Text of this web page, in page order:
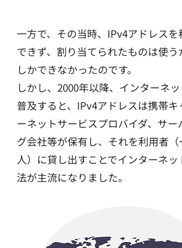
一方で、その当時、IPv4アドレス
できず、割り当てられたものは使
しかできなかったのです。
しかし、2000年以降、インターネ
普及すると、IPv4アドレスは携帯キ
ーネットサービスプロバイダ、サー
グ会社等が保有し、それを利用者
人）に貸し出すことでインターネ
法が主流になりました。